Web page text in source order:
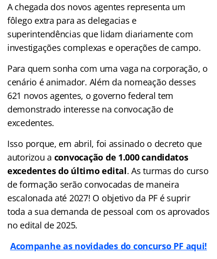
A chegada dos novos agentes representa um
fôlego extra para as delegacias e
superintendências que lidam diariamente com
investigações complexas e operações de campo.
Para quem sonha com uma vaga na corporação, o
cenário é animador. Além da nomeação desses
621 novos agentes, o governo federal tem
demonstrado interesse na convocação de
excedentes.
Isso porque, em abril, foi assinado o decreto que
autorizou a convocação de 1.000 candidatos
excedentes do último edital. As turmas do curso
de formação serão convocadas de maneira
escalonada até 2027! O objetivo da PF é suprir
toda a sua demanda de pessoal com os aprovados
no edital de 2025.
Acompanhe as novidades do concurso PF aqui!